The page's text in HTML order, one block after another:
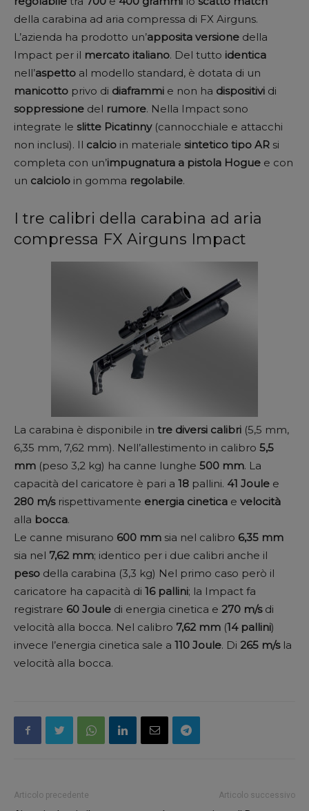
della carabina ad aria compressa di FX Airguns.
L’azienda ha prodotto un’apposita versione della
Impact per il mercato italiano. Del tutto identica
nell’aspetto al modello standard, è dotata di un
manicotto privo di diaframmi e non ha dispositivi di
soppressione del rumore. Nella Impact sono
integrate le slitte Picatinny(cannocchiale e attacchi
non inclusi). Il calcio in materiale sintetico tipo AR si
completa con un’impugnatura a pistola Hogue e con
un calciolo in gomma regolabile.
I tre calibri della carabina ad aria
compressa FX Airguns Impact
La carabina è disponibile in tre diversi calibri (5,5 mm,
6,35 mm, 7,62 mm). Nell’allestimento in calibro 5,5
mm (peso 3,2 kg) ha canne lunghe 500 mm. La
capacità del caricatore è pari a 18 pallini. 41 Joule e
280 m/srispettivamente energia cinetica e velocità
alla bocca.
Le canne misurano 600 mm sia nel calibro 6,35 mm
sia nel 7,62 mm; identico per i due calibri anche il
peso della carabina (3,3 kg) Nel primo caso però il
caricatore ha capacità di 16 pallini; la Impact fa
registrare 60 Joule di energia cinetica e 270 m/sdi
velocità alla bocca. Nel calibro 7,62 mm (14 pallini)
invece l’energia cinetica sale a 110 Joule. Di 265 m/sla
velocità alla bocca.
Articolo precedente Articolo successivo